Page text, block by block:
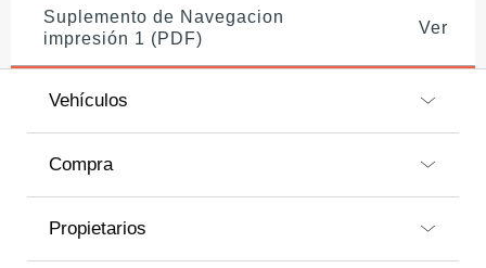
Suplemento de Navegacion
impresión 1 (PDF)
Ver
Vehículos
Compra
Propietarios